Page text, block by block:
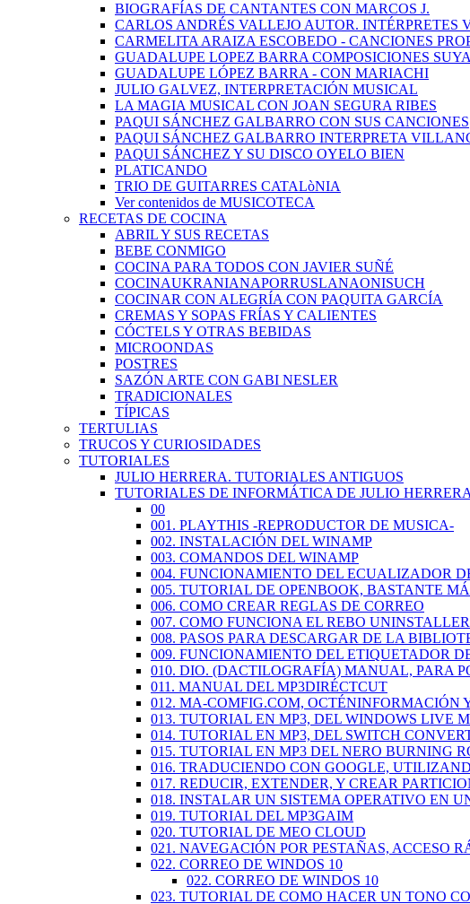
BIOGRAFÍAS DE CANTANTES CON MARCOS J.
CARLOS ANDRÉS VALLEJO AUTOR. INTÉRPRETES
CARMELITA ARAIZA ESCOBEDO - CANCIONES
GUADALUPE LOPEZ BARRA COMPOSICIONES
GUADALUPE LÓPEZ BARRA - CON MARIACHI
JULIO GALVEZ, INTERPRETACIÓN MUSICAL
LA MAGIA MUSICAL CON JOAN SEGURA RIBES
PAQUI SÁNCHEZ GALBARRO CON SUS CANCIONES
PAQUI SÁNCHEZ GALBARRO INTERPRETA
PAQUI SÁNCHEZ Y SU DISCO OYELO BIEN
PLATICANDO
TRIO DE GUITARRES CATALòNIA
Ver contenidos de MUSICOTECA
RECETAS DE COCINA
ABRIL Y SUS RECETAS
BEBE CONMIGO
COCINA PARA TODOS CON JAVIER SUÑÉ
COCINAUKRANIANAPORRUSLANAONISUCH
COCINAR CON ALEGRÍA CON PAQUITA GARCÍA
CREMAS Y SOPAS FRÍAS Y CALIENTES
CÓCTELS Y OTRAS BEBIDAS
MICROONDAS
POSTRES
SAZÓN ARTE CON GABI NESLER
TRADICIONALES
TÍPICAS
TERTULIAS
TRUCOS Y CURIOSIDADES
TUTORIALES
JULIO HERRERA. TUTORIALES ANTIGUOS
TUTORIALES DE INFORMÁTICA DE JULIO HERRERA
00
001. PLAYTHIS -REPRODUCTOR DE MUSICA-
002. INSTALACIÓN DEL WINAMP
003. COMANDOS DEL WINAMP
004. FUNCIONAMIENTO DEL ECUALIZADOR
005. TUTORIAL DE OPENBOOK, BASTANTE
006. COMO CREAR REGLAS DE CORREO
007. COMO FUNCIONA EL REBO UNINSTALLER
008. PASOS PARA DESCARGAR DE LA
009. FUNCIONAMIENTO DEL ETIQUETADOR
010. DIO. (DACTILOGRAFÍA) MANUAL, PARA
011. MANUAL DEL MP3DIRÉCTCUT
012. MA-COMFIG.COM, OCTÉNINFORMACIÓN
013. TUTORIAL EN MP3, DEL WINDOWS LIVE
014. TUTORIAL EN MP3, DEL SWITCH
015. TUTORIAL EN MP3 DEL NERO BURNING
016. TRADUCIENDO CON GOOGLE,
017. REDUCIR, EXTENDER, Y CREAR
018. INSTALAR UN SISTEMA OPERATIVO EN
019. TUTORIAL DEL MP3GAIM
020. TUTORIAL DE MEO CLOUD
021. NAVEGACIÓN POR PESTAÑAS, ACCESO
022. CORREO DE WINDOS 10
022. CORREO DE WINDOS 10
023. TUTORIAL DE COMO HACER UN TONO